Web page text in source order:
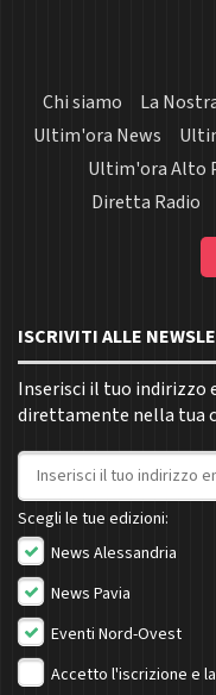
Chi siamo La
Ultim'ora News
Ultim'ora Alto
Diretta Radio
ISCRIVITI ALLE
Inserisci il tuo indirizzo
direttamente nella tua
Indirizzo email
Scegli le tue edizioni:
News Alessandria
News Pavia
Eventi Nord-Ovest
Accetto l'iscrizione e la